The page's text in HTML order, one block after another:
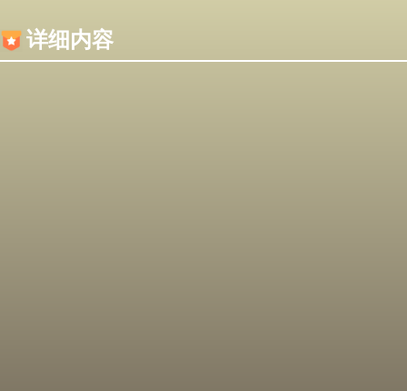
详细内容